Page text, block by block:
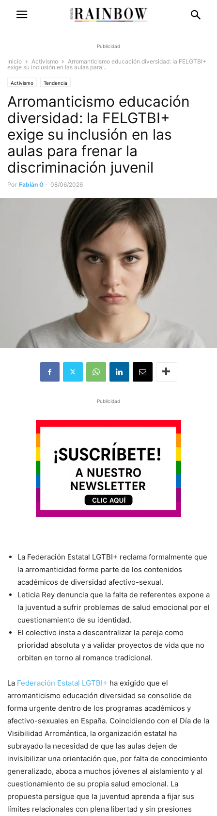
Publicidad
Inicio Activismo
Arromanticismo educación diversidad: la FELGTBI+
exige su inclusión en las aulas para...
Activismo Tendencia
Arromanticismo educación
diversidad: la FELGTBI+
exige su inclusión en las
aulas para frenar la
discriminación juvenil
Por Fabián G - 08/06/2026
Publicidad
La Federación Estatal LGTBI+ reclama formalmente que
la arromanticidad forme parte de los contenidos
académicos de diversidad afectivo-sexual.
Leticia Rey denuncia que la falta de referentes expone a
la juventud a sufrir problemas de salud emocional por el
cuestionamiento de su identidad.
El colectivo insta a descentralizar la pareja como
prioridad absoluta y a validar proyectos de vida que no
orbiten en torno al romance tradicional.
La Federación Estatal LGTBI+ ha exigido que el
arromanticismo educación diversidad se consolide de
forma urgente dentro de los programas académicos y
afectivo-sexuales en España. Coincidiendo con el Día de la
Visibilidad Arromántica, la organización estatal ha
subrayado la necesidad de que las aulas dejen de
invisibilizar una orientación que, por falta de conocimiento
generalizado, aboca a muchos jóvenes al aislamiento y al
cuestionamiento de su propia salud emocional. La
propuesta persigue que la juventud aprenda a fijar sus
límites relacionales con plena libertad y sin presiones